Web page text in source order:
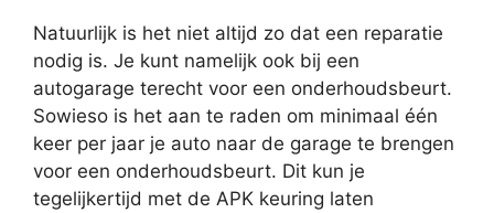
Natuurlijk is het niet altijd zo dat een reparatie
nodig is. Je kunt namelijk ook bij een
autogarage terecht voor een onderhoudsbeurt.
Sowieso is het aan te raden om minimaal één
keer per jaar je auto naar de garage te brengen
voor een onderhoudsbeurt. Dit kun je
tegelijkertijd met de APK keuring laten